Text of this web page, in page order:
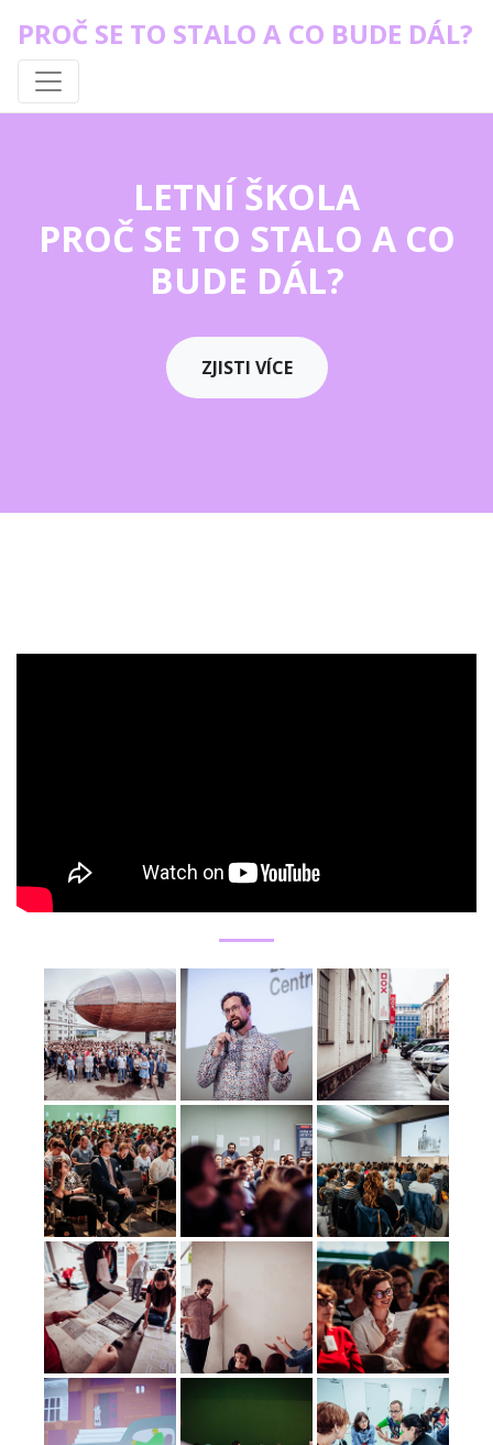
PROČ SE TO STALO A CO BUDE DÁL?
LETNÍ ŠKOLA
PROČ SE TO STALO A CO
BUDE DÁL?
ZJISTI VÍCE